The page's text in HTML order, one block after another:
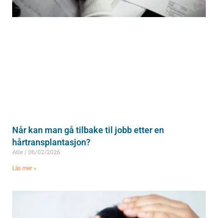
Når kan man gå tilbake til jobb etter en
hårtransplantasjon?
Atle 06/02/2026
Läs mer »